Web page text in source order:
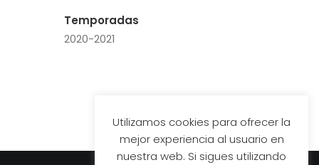
Temporadas
2020-2021
Utilizamos cookies para ofrecer la
mejor experiencia al usuario en
nuestra web. Si sigues utilizando